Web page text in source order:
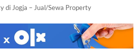
di Jogja – Jual/Sewa Property